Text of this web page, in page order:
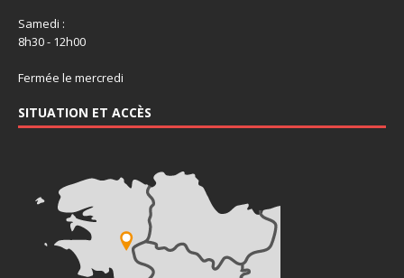
Samedi :
8h30 - 12h00
Fermée le mercredi
SITUATION ET ACCÈS